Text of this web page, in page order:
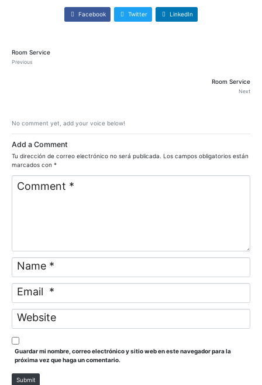
Facebook Twitter LinkedIn
Room Service
Previous
Room Service
Next
No comment yet, add your voice below!
Add a Comment
Tu dirección de correo electrónico no será publicada. Los campos obligatorios están
marcados con *
N
m
E
a
*
W
b
s
Guardar mi nombre, correo electrónico y sitio web en este navegador para la
próxima vez que haga un comentario.
Submit